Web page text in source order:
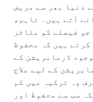
دنیا بھر سے مریض
آتے ہیں۔ تاہم،
فیصلے کو متاثر
ہیں کہ محفوظ
ڈرمابریشن کے
کے لیے علاج
وہ ترکیہ میں کم
سب سے محفوظ اور